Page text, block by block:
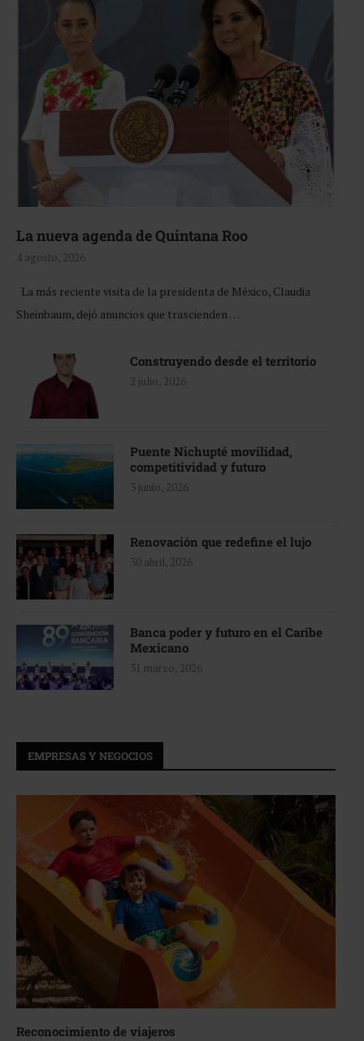
La nueva agenda de Quintana Roo
4 agosto, 2026
La más reciente visita de la presidenta de México, Claudia
Sheinbaum, dejó anuncios que trascienden …
Construyendo desde el territorio
2 julio, 2026
Puente Nichupté movilidad,
competitividad y futuro
3 junio, 2026
Renovación que redefine el lujo
30 abril, 2026
Banca poder y futuro en el Caribe
Mexicano
31 marzo, 2026
EMPRESAS Y NEGOCIOS
Reconocimiento de viajeros